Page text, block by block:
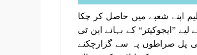
اپنے شعبے میں حاصل کر چکا
”ایجوکیٹر“ کے بہانے این ٹی
پل صراطوں پہ سے گزارچکنے